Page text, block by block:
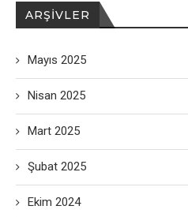
ARŞIVLER
Mayıs 2025
Nisan 2025
Mart 2025
Şubat 2025
Ekim 2024